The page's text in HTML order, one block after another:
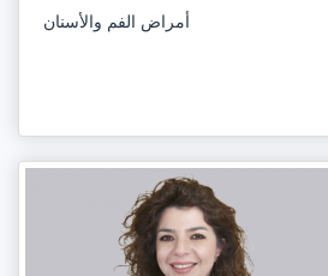
أمراض الفم والأسنان